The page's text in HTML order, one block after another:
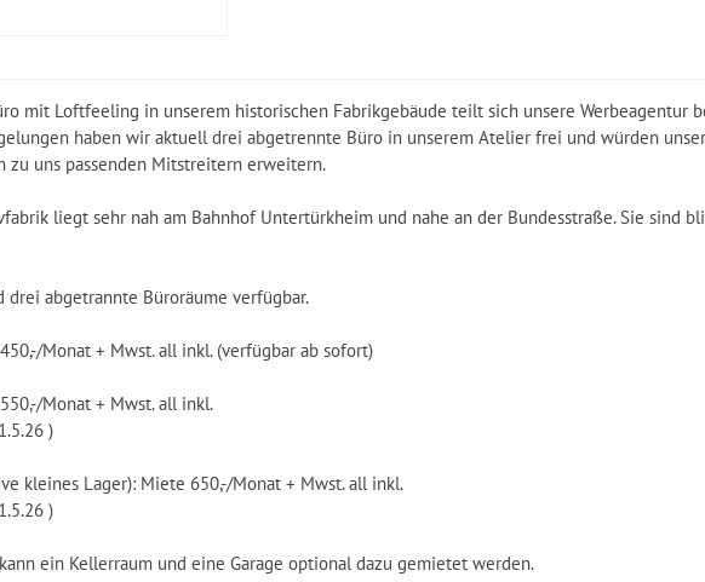
mit Loftfeeling in unserem historischen Fabrikgebäude teilt sich unsere
haben wir aktuell drei abgetrennte Büro in unserem Atelier frei und würden
zu uns passenden Mitstreitern erweitern.
liegt sehr nah am Bahnhof Untertürkheim und nahe an der Bundesstraße. Sie sind
drei abgetrannte Büroräume verfügbar.
Monat + Mwst. all inkl. (verfügbar ab sofort)
Monat + Mwst. all inkl.
)
kleines Lager): Miete 650,-/Monat + Mwst. all inkl.
)
ein Kellerraum und eine Garage optional dazu gemietet werden.